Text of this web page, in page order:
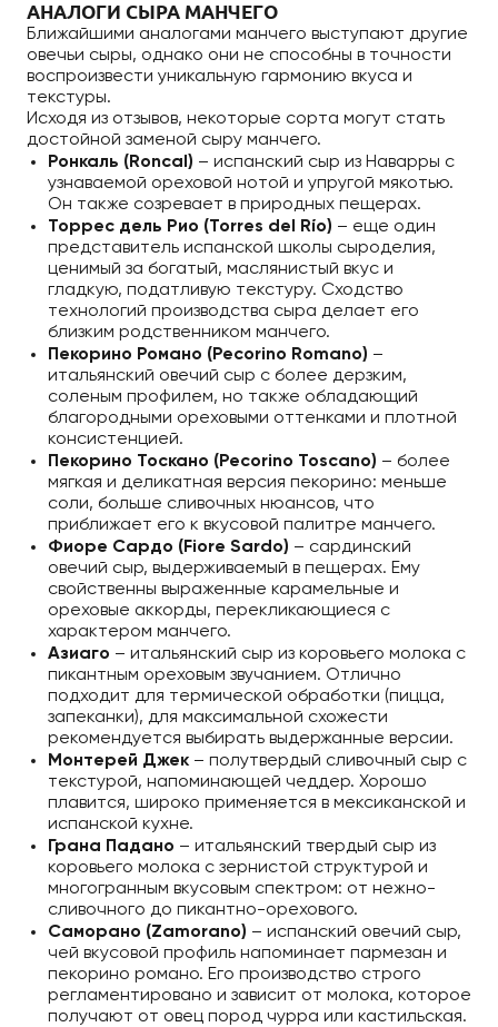
АНАЛОГИ СЫРА МАНЧЕГО
Ближайшими аналогами манчего выступают другие
овечьи сыры, однако они не способны в точности
воспроизвести уникальную гармонию вкуса и
текстуры.
Исходя из отзывов, некоторые сорта могут стать
достойной заменой сыру манчего.
Ронкаль (Roncal) – испанский сыр из Наварры с
узнаваемой ореховой нотой и упругой мякотью.
Он также созревает в природных пещерах.
Торрес дель Рио (Torres del Río) – еще один
представитель испанской школы сыроделия,
ценимый за богатый, маслянистый вкус и
гладкую, податливую текстуру. Сходство
технологий производства сыра делает его
близким родственником манчего.
Пекорино Романо (Pecorino Romano) –
итальянский овечий сыр с более дерзким,
соленым профилем, но также обладающий
благородными ореховыми оттенками и плотной
консистенцией.
Пекорино Тоскано (Pecorino Toscano) – более
мягкая и деликатная версия пекорино: меньше
соли, больше сливочных нюансов, что
приближает его к вкусовой палитре манчего.
Фиоре Сардо (Fiore Sardo) – сардинский
овечий сыр, выдерживаемый в пещерах. Ему
свойственны выраженные карамельные и
ореховые аккорды, перекликающиеся с
характером манчего.
Азиаго – итальянский сыр из коровьего молока с
пикантным ореховым звучанием. Отлично
подходит для термической обработки (пицца,
запеканки), для максимальной схожести
рекомендуется выбирать выдержанные версии.
Монтерей Джек – полутвердый сливочный сыр с
текстурой, напоминающей чеддер. Хорошо
плавится, широко применяется в мексиканской и
испанской кухне.
Грана Падано – итальянский твердый сыр из
коровьего молока с зернистой структурой и
многогранным вкусовым спектром: от нежно-
сливочного до пикантно-орехового.
Саморано (Zamorano) – испанский овечий сыр,
чей вкусовой профиль напоминает пармезан и
пекорино романо. Его производство строго
регламентировано и зависит от молока, которое
получают от овец пород чурра или кастильская.